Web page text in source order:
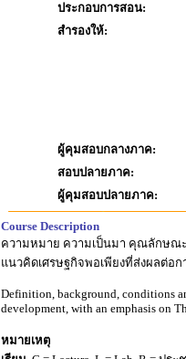
ประกอบการสอน:
สำรองให้:
ผู้คุมสอบกลางภาค:
สอบปลายภาค:
ผู้คุมสอบปลายภาค:
Course Description
ความหมาย ความเป็นมา คุณลักษณะ
แนวคิดเศรษฐกิจพอเพียงที่ส่งผลต่อ
Definition, background, conditions
development, with an emphasis on
หมายเหตุ